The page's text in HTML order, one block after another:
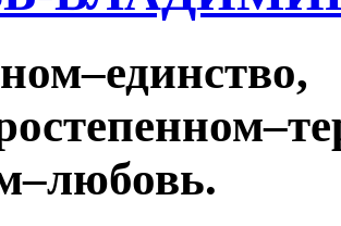
–единство,
–
–любовь.